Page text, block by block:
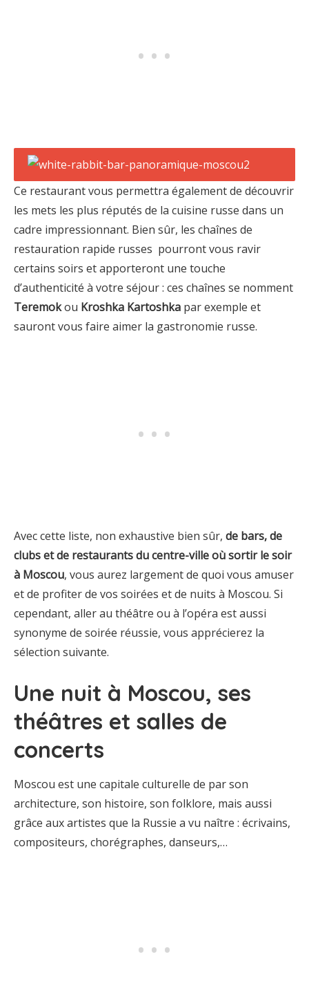
Ce restaurant vous permettra également de découvrir
les mets les plus réputés de la cuisine russe dans un
cadre impressionnant. Bien sûr, les chaînes de
restauration rapide russes pourront vous ravir
certains soirs et apporteront une touche
d’authenticité à votre séjour : ces chaînes se nomment
Teremokou Kroshka Kartoshka par exemple et
sauront vous faire aimer la gastronomie russe.
Avec cette liste, non exhaustive bien sûr, de bars, de
clubs et de restaurants du centre-ville où sortir le soir
à Moscou, vous aurez largement de quoi vous amuser
et de profiter de vos soirées et de nuits à Moscou. Si
cependant, aller au théâtre ou à l’opéra est aussi
synonyme de soirée réussie, vous apprécierez la
sélection suivante.
Une nuit à Moscou, ses
théâtres et salles de
concerts
Moscou est une capitale culturelle de par son
architecture, son histoire, son folklore, mais aussi
grâce aux artistes que la Russie a vu naître : écrivains,
compositeurs, chorégraphes, danseurs,…